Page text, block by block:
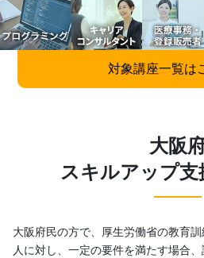
対象講座一覧は
大阪
スキルアップ支
大阪府民の方で、厚生労働省の教育
人に対し、一定の要件を満たす場合